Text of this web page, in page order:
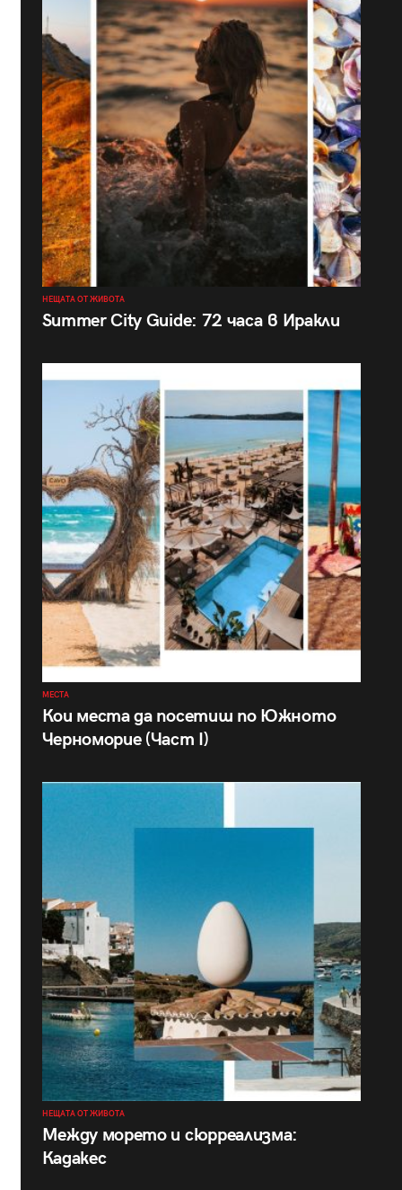
НЕЩАТА ОТ ЖИВОТА
Summer City Guide: 72 часа в Иракли
МЕСТА
Кои места да посетиш по Южното
Черноморие (Част I)
НЕЩАТА ОТ ЖИВОТА
Между морето и сюрреализма:
Кадакес